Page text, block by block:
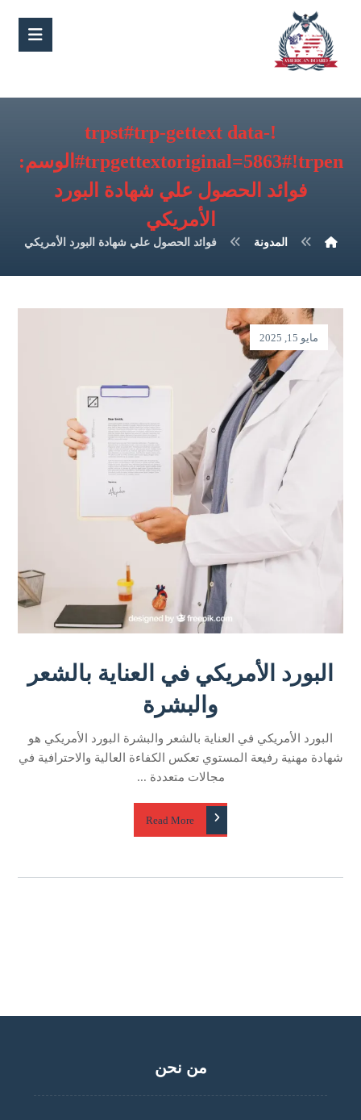
!trpst#trp-gettext data-
trpgettextoriginal=5863#!trpen#الوسم:
فوائد الحصول علي شهادة البورد
الأمريكي
المدونة فوائد الحصول علي شهادة البورد الأمريكي
البورد الأمريكي في العناية بالشعر
والبشرة
مايو 15, 2025
البورد الأمريكي في العناية بالشعر والبشرة البورد الأمريكي هو
شهادة مهنية رفيعة المستوي تعكس الكفاءة العالية والاحترافية في
مجالات متعددة ...
Read More
من نحن